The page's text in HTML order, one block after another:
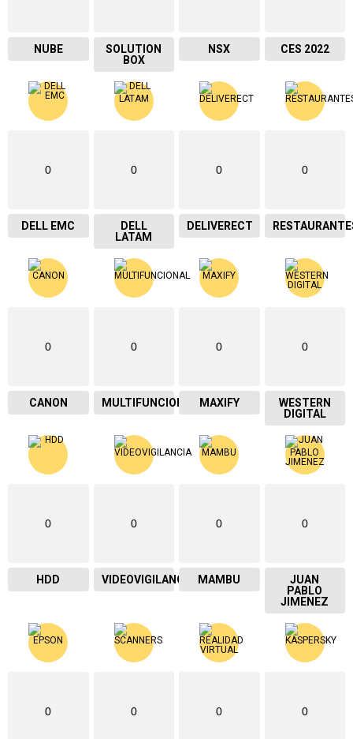
NUBE
SOLUTION
BOX
NSX CES 2022
0
DELL EMC
0
DELL
LATAM
0
DELIVERECT
0
0
CANON
0
MULTIFUNCIONAL
0
MAXIFY
0
WESTERN
DIGITAL
0
HDD
0
VIDEOVIGILANCIA
0
MAMBU
0
JUAN
PABLO
JIMENEZ
0 0 0 0